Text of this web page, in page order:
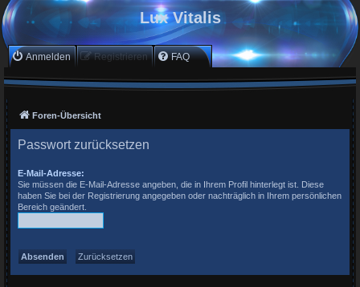
Lux Vitalis
Anmelden Registrieren FAQ
Foren-Übersicht
Passwort zurücksetzen
E-Mail-Adresse:
Sie müssen die E-Mail-Adresse angeben, die in Ihrem Profil hinterlegt ist. Diese
haben Sie bei der Registrierung angegeben oder nachträglich in Ihrem persönlichen
Bereich geändert.